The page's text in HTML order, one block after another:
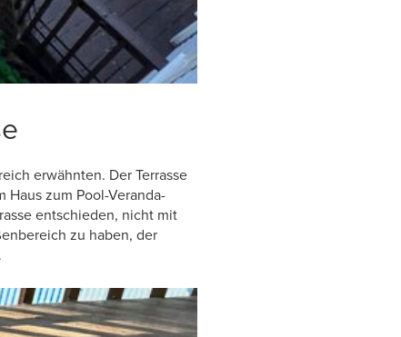
erwähnten. Der Terrasse
zum Pool-Veranda-
entschieden, nicht mit
zu haben, der